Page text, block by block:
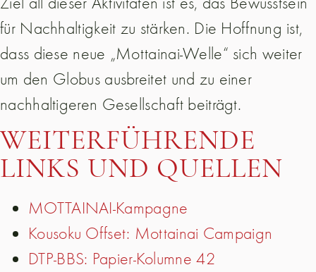
für Nachhaltigkeit zu stärken. Die Hoffnung ist,
dass diese neue „Mottainai-Welle“ sich weiter
um den Globus ausbreitet und zu einer
nachhaltigeren Gesellschaft beiträgt.
WEITERFÜHRENDE
LINKS UND QUELLEN
MOTTAINAI-Kampagne
Kousoku Offset: Mottainai Campaign
DTP-BBS: Papier-Kolumne 42